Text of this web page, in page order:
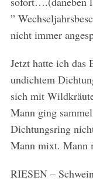
”
nicht immer
Jetzt hatte ich das
undichtem
sich mit
Mann ging
Dichtungsring
Mann mixt. Mann
RIESEN –